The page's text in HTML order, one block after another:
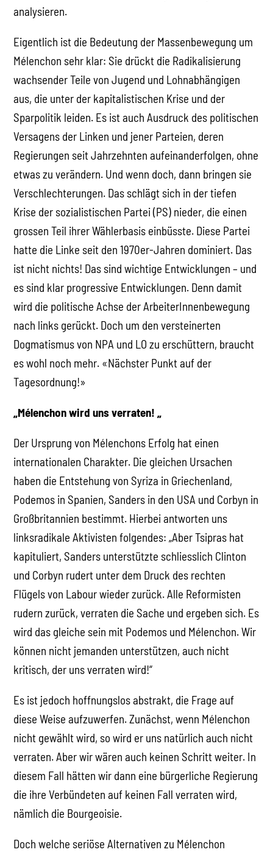
analysieren.
Eigentlich ist die Bedeutung der Massenbewegung um
Mélenchon sehr klar: Sie drückt die Radikalisierung
wachsender Teile von Jugend und Lohnabhängigen
aus, die unter der kapitalistischen Krise und der
Sparpolitik leiden. Es ist auch Ausdruck des politischen
Versagens der Linken und jener Parteien, deren
Regierungen seit Jahrzehnten aufeinanderfolgen, ohne
etwas zu verändern. Und wenn doch, dann bringen sie
Verschlechterungen. Das schlägt sich in der tiefen
Krise der sozialistischen Partei (PS) nieder, die einen
grossen Teil ihrer Wählerbasis einbüsste. Diese Partei
hatte die Linke seit den 1970er-Jahren dominiert. Das
ist nicht nichts! Das sind wichtige Entwicklungen – und
es sind klar progressive Entwicklungen. Denn damit
wird die politische Achse der ArbeiterInnenbewegung
nach links gerückt. Doch um den versteinerten
Dogmatismus von NPA und LO zu erschüttern, braucht
es wohl noch mehr. «Nächster Punkt auf der
Tagesordnung!»
„Mélenchon wird uns verraten! „
Der Ursprung von Mélenchons Erfolg hat einen
internationalen Charakter. Die gleichen Ursachen
haben die Entstehung von Syriza in Griechenland,
Podemos in Spanien, Sanders in den USA und Corbyn in
Großbritannien bestimmt. Hierbei antworten uns
linksradikale Aktivisten folgendes: „Aber Tsipras hat
kapituliert, Sanders unterstützte schliesslich Clinton
und Corbyn rudert unter dem Druck des rechten
Flügels von Labour wieder zurück. Alle Reformisten
rudern zurück, verraten die Sache und ergeben sich. Es
wird das gleiche sein mit Podemos und Mélenchon. Wir
können nicht jemanden unterstützen, auch nicht
kritisch, der uns verraten wird!“
Es ist jedoch hoffnungslos abstrakt, die Frage auf
diese Weise aufzuwerfen. Zunächst, wenn Mélenchon
nicht gewählt wird, so wird er uns natürlich auch nicht
verraten. Aber wir wären auch keinen Schritt weiter. In
diesem Fall hätten wir dann eine bürgerliche Regierung
die ihre Verbündeten auf keinen Fall verraten wird,
nämlich die Bourgeoisie.
Doch welche seriöse Alternativen zu Mélenchon